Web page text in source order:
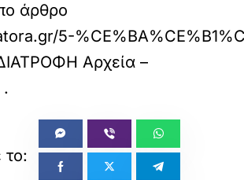
άρθρο
5-
Αρχεία –
.